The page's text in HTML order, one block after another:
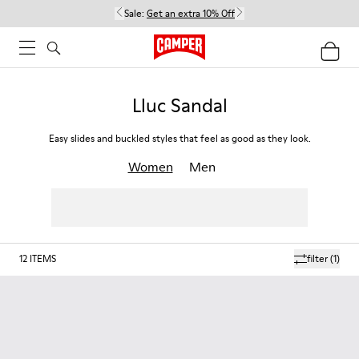
Sale: Get an extra 10% Off
Lluc Sandal
Easy slides and buckled styles that feel as good as they look.
Women Men
filter(1)
12 ITEMS